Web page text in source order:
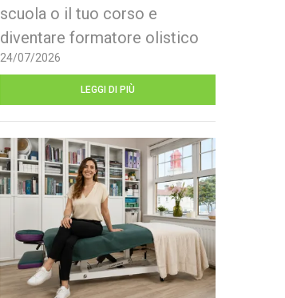
scuola o il tuo corso e
diventare formatore olistico
24/07/2026
LEGGI DI PIÙ